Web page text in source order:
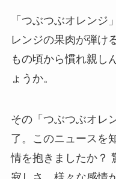
「つぶつぶオレン
レンジの果肉が弾け
もの頃から慣れ親し
ょうか。
その「つぶつぶオレ
了。このニュースを
情を抱きましたか？